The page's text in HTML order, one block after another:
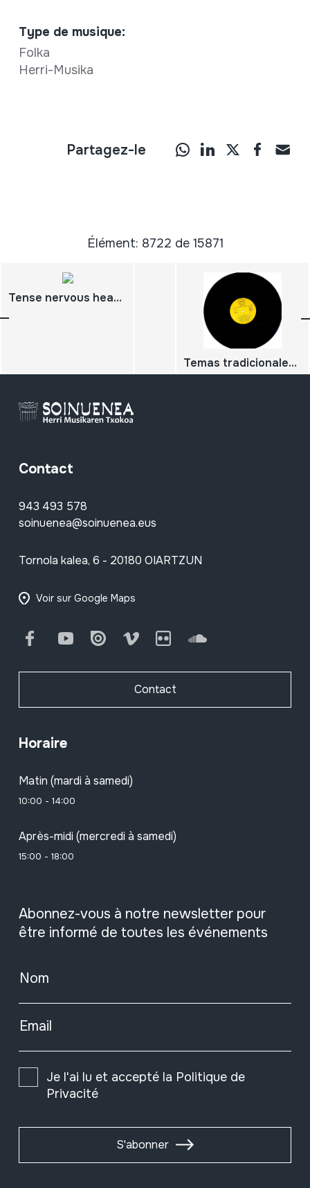
Type de musique:
Folka
Herri-Musika
Partagez-le
Élément: 8722 de 15871
Tense nervous headache
Temas tradicionales de la Comunidad de Madrid
Contact
943 493 578
soinuenea@soinuenea.eus
Tornola kalea, 6 - 20180 OIARTZUN
Voir sur Google Maps
FacebookYoutube Issuu Vimeo Flickr SoundCloud
Contact
Horaire
Matin (mardi à samedi)
10:00 - 14:00
Après-midi (mercredi à samedi)
15:00 - 18:00
Abonnez-vous à notre newsletter pour
être informé de toutes les événements
Nom
Email
Je l'ai lu et accepté la Politique de
Privacité
S'abonner